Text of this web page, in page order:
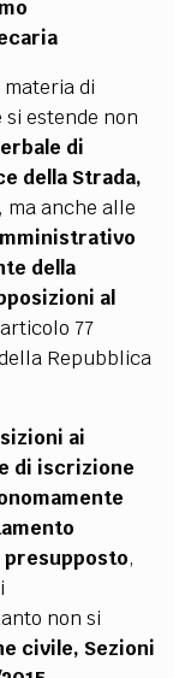
di
estende non
di
della Strada,
, ma anchealle
della
al
77
Repubblica
ai
di iscrizione
,
non si
civile, Sezioni